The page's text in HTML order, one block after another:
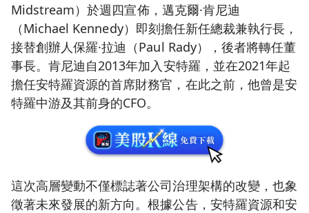
Midstream）於週四宣佈，邁克爾·肯尼迪
（Michael Kennedy）即刻擔任新任總裁兼執行長，
接替創辦人保羅·拉迪（Paul Rady），後者將轉任董
事長。肯尼迪自2013年加入安特羅，並在2021年起
擔任安特羅資源的首席財務官，在此之前，他曾是安
特羅中游及其前身的CFO。
這次高層變動不僅標誌著公司治理架構的改變，也象
徵著未來發展的新方向。根據公告，安特羅資源和安